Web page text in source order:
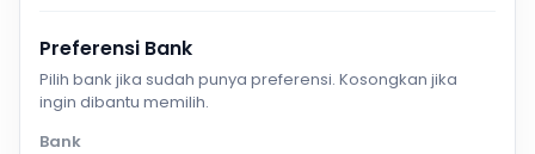
Preferensi Bank
Pilih bank jika sudah punya preferensi. Kosongkan jika
ingin dibantu memilih.
Bank